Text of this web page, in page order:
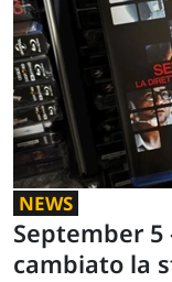
NEWS
September 5
cambiato la